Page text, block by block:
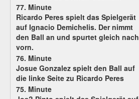
77. Minute
Ricardo Peres spielt das Spielgerät
auf Ignacio Demichelis. Der nimmt
den Ball an und spurtet gleich nach
vorn.
76. Minute
Josue Gonzalez spielt den Ball auf
die linke Seite zu Ricardo Peres
75. Minute